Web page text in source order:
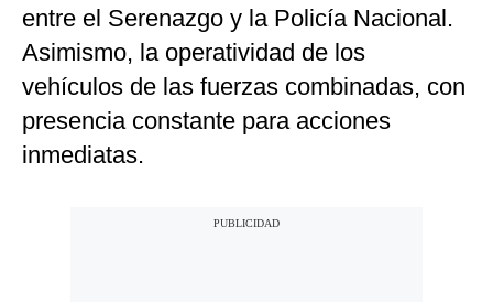
entre el Serenazgo y la Policía Nacional.
Asimismo, la operatividad de los
vehículos de las fuerzas combinadas, con
presencia constante para acciones
inmediatas.